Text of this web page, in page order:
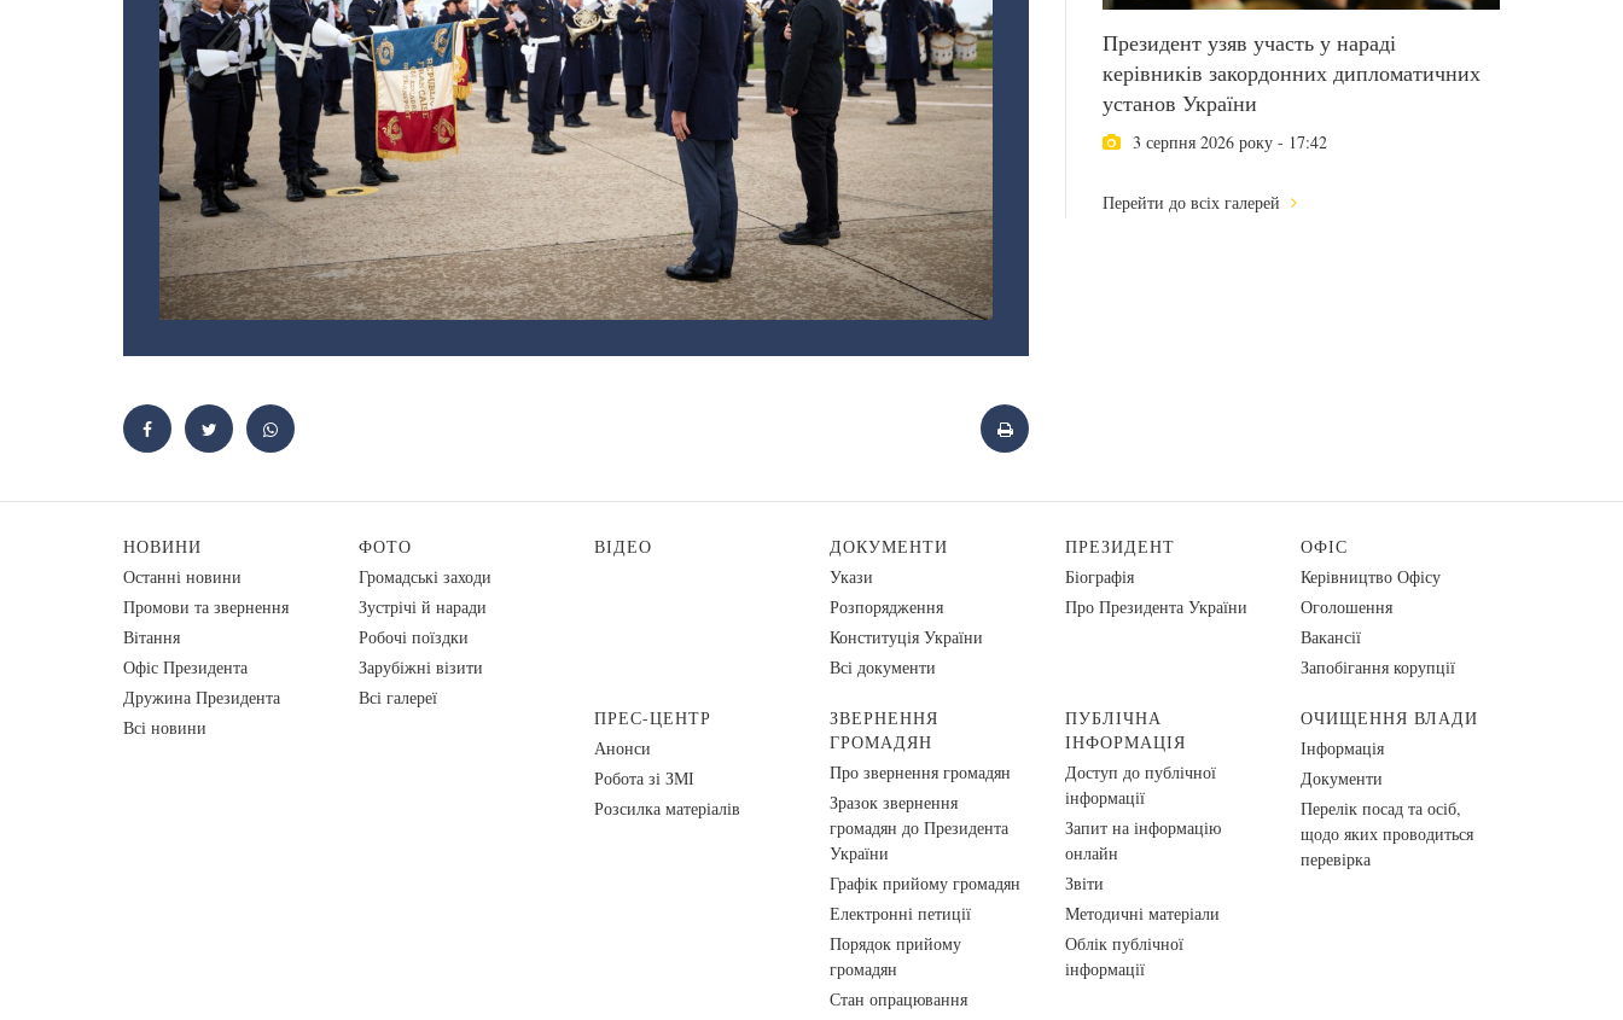
Президент узяв участь у нараді
керівників закордонних дипломатичних
установ України
3 серпня 2026 року - 17:42
Перейти до всіх галерей
НОВИНИ
Останні новини
Промови та звернення
Вiтання
Офіс Президента
Дружина Президента
Всі новини
ФОТО
Громадські заходи
Зустрічі й наради
Робочі поїздки
Зарубіжні візити
Всі галереї
ВІДЕО
ДОКУМЕНТИ
Укази
Розпорядження
Конституція України
Всі документи
ПРЕЗИДЕНТ
Біографія
Про Президента України
ОФІС
Керівництво Офісу
Оголошення
Вакансії
Запобігання корупції
ПРЕС-ЦЕНТР
Анонси
Робота зі ЗМІ
Розсилка матеріалів
ЗВЕРНЕННЯ
ГРОМАДЯН
Про звернення громадян
Зразок звернення
громадян до Президента
України
Графік прийому громадян
Електронні петиції
Порядок прийому
громадян
Стан опрацювання
ПУБЛІЧНА
ІНФОРМАЦІЯ
Доступ до публічної
інформації
Запит на інформацію
онлайн
Звіти
Методичні матеріали
Облік публічної
інформації
ОЧИЩЕННЯ ВЛАДИ
Інформація
Документи
Перелік посад та осіб,
щодо яких проводиться
перевірка